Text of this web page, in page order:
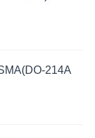
214A